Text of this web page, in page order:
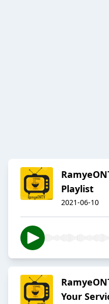
Playlist
2021-06-10
Your